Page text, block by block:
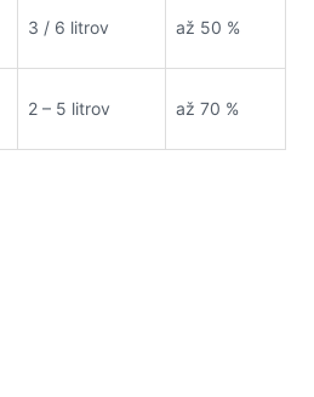
3 / 6 litrov až 50 %
2 – 5 litrov až 70 %